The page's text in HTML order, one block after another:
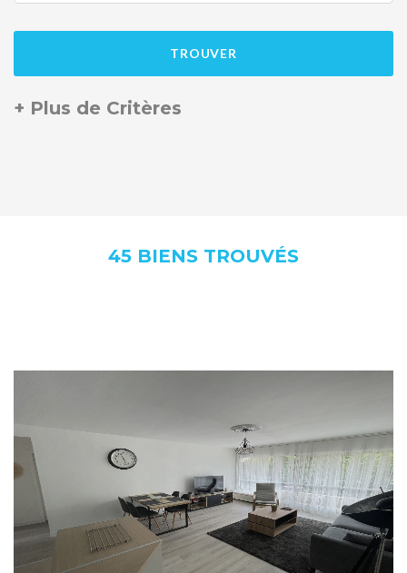
TROUVER
+ Plus de Critères
45 BIENS TROUVÉS